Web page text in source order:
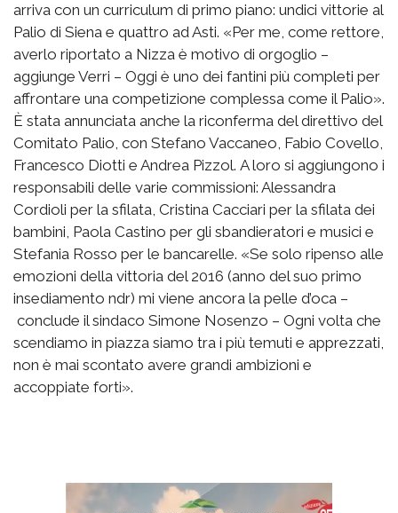
arriva con un curriculum di primo piano: undici vittorie al
Palio di Siena e quattro ad Asti. «Per me, come rettore,
averlo riportato a Nizza è motivo di orgoglio –
aggiunge Verri – Oggi è uno dei fantini più completi per
affrontare una competizione complessa come il Palio».
È stata annunciata anche la riconferma del direttivo del
Comitato Palio, con Stefano Vaccaneo, Fabio Covello,
Francesco Diotti e Andrea Pizzol. A loro si aggiungono i
responsabili delle varie commissioni: Alessandra
Cordioli per la sfilata, Cristina Cacciari per la sfilata dei
bambini, Paola Castino per gli sbandieratori e musici e
Stefania Rosso per le bancarelle. «Se solo ripenso alle
emozioni della vittoria del 2016 (anno del suo primo
insediamento ndr) mi viene ancora la pelle d’oca –
conclude il sindaco Simone Nosenzo – Ogni volta che
scendiamo in piazza siamo tra i più temuti e apprezzati,
non è mai scontato avere grandi ambizioni e
accoppiate forti».